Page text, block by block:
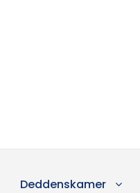
Deddenskamer